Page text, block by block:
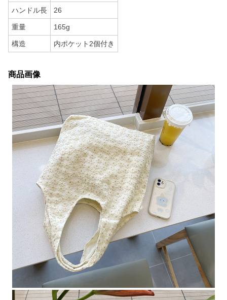
ハンドル長 26
重量 165g
構造 内ポケット2個付き
商品画像